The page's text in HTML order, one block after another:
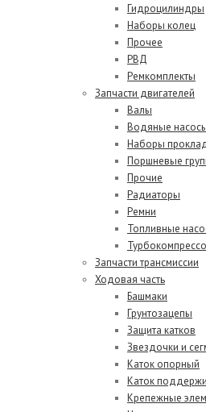
Гидроцилиндры
Наборы колец
Прочее
РВД
Ремкомплекты
Запчасти двигателей
Валы
Водяные
Наборы
Поршневые
Прочие
Радиаторы
Ремни
Топливные
Запчасти трансмиссии
Ходовая часть
Башмаки
Грунтозацепы
Защита катков
Звездочки и
Каток опорный
Каток
Крепежные